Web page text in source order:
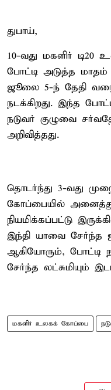
துபாய்,
10-வது மகளிர்
போட்டி அடுத்த
ஜூலை 5-ந் தேதி
நடக்கிறது. இந்த
நடுவர் குழுவை
அறிவித்தது.
தொடர்ந்து 3-வது
கோப்பையில்
நியமிக்கப்பட்டு
இந்தி யாவை சேர்ந்த
ஆகியோரும், போட்டி
சேர்ந்த லட்சுமியும்
மகளிர் உலகக் கோப்பை